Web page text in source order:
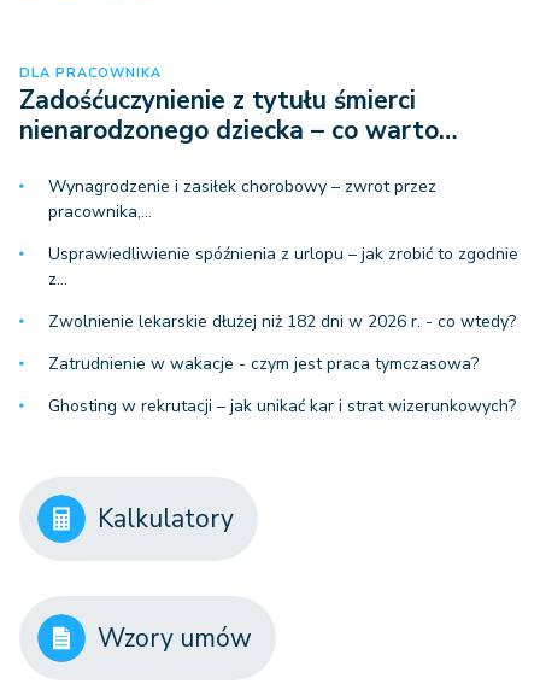
DLA PRACOWNIKA
Zadośćuczynienie z tytułu śmierci
nienarodzonego dziecka – co warto…
Wynagrodzenie i zasiłek chorobowy – zwrot przez
pracownika,…
Usprawiedliwienie spóźnienia z urlopu – jak zrobić to zgodnie
z…
Zwolnienie lekarskie dłużej niż 182 dni w 2026 r. - co wtedy?
Zatrudnienie w wakacje - czym jest praca tymczasowa?
Ghosting w rekrutacji – jak unikać kar i strat wizerunkowych?
Kalkulatory
Wzory umów